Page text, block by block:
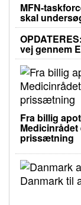
MFN-
skal
vej gennem
Fra billig
prissætning